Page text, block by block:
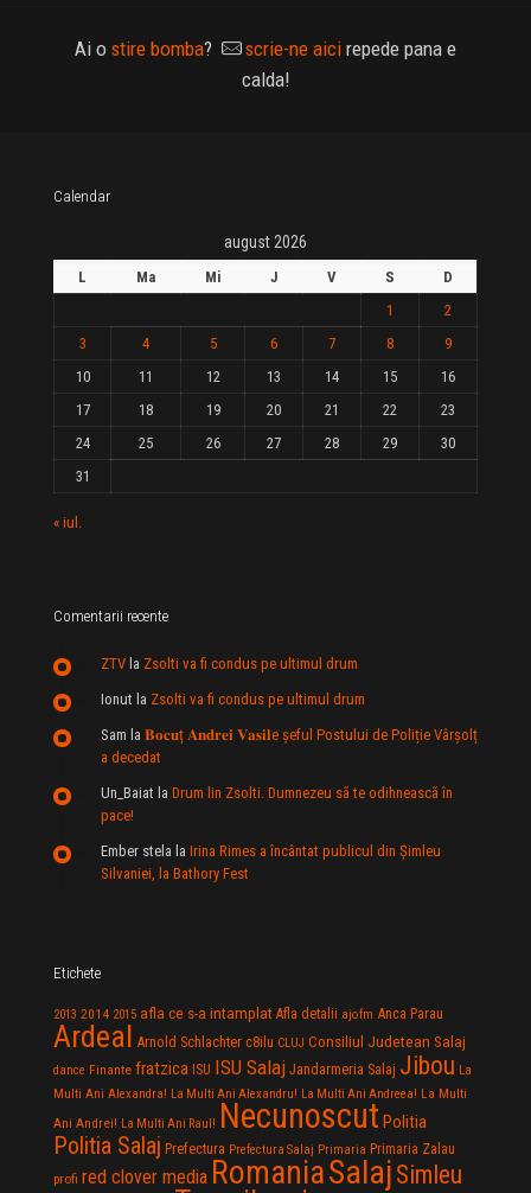
Ai o stire bomba? scrie-ne aici repede pana e
calda!
Calendar
august 2026
L Ma Mi J V S
D
1
2
3
4 5 6 7 8
9
10
11 12 13 14 15
16
17
18 19 20 21 22
23
24
25 26 27 28 29
30
31
« iul.
Comentarii recente
ZTV la Zsolti va fi condus pe ultimul drum
Ionut la Zsolti va fi condus pe ultimul drum
Sam la 𝐁𝐨𝐜𝐮ț 𝐀𝐧𝐝𝐫𝐞𝐢 𝐕𝐚𝐬𝐢𝐥e şeful Postului de Poliție Vârșolț
a decedat
Un_Baiat la Drum lin Zsolti. Dumnezeu sã te odihneascã în
pace!
Ember stela la Irina Rimes a încântat publicul din Şimleu
Silvaniei, la Bathory Fest
Etichete
2013 2014 2015 afla ce s-a intamplat Afla detalii ajofm Anca Parau
Ardeal Arnold Schlachter c8ilu CLUJ Consiliul Judetean Salaj
dance Finante fratzica ISU ISU Salaj Jandarmeria Salaj Jibou La
Multi Ani Alexandra! La Multi Ani Alexandru! La Multi Ani Andreea! La Multi
Ani Andrei! La Multi Ani Raul! Necunoscut Politia
Politia Salaj Prefectura Prefectura Salaj Primaria Primaria Zalau
profi red clover media RomaniaSalaj Simleu